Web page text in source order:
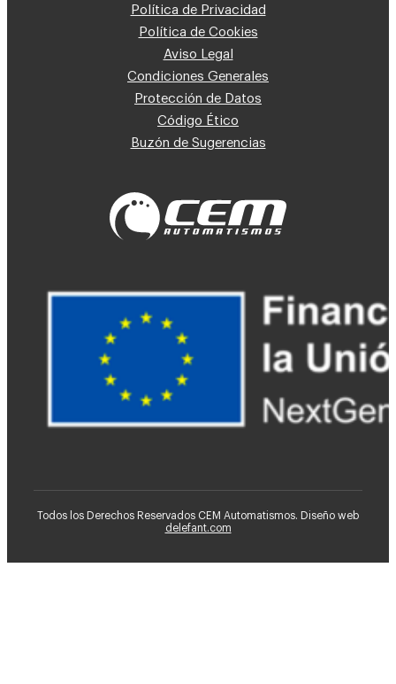
Política de Privacidad
Política de Cookies
Aviso Legal
Condiciones Generales
Protección de Datos
Código Ético
Buzón de Sugerencias
Todos los Derechos Reservados CEM Automatismos. Diseño web
delefant.com